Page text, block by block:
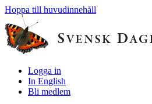
Hoppa till huvudinnehåll
Logga in
In English
Bli medlem